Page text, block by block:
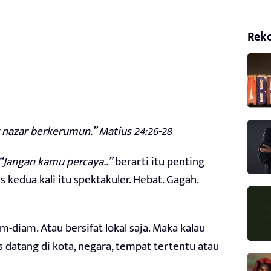
berkerumun.” Matius 24:26-28
kamu percaya..”berarti itu penting
kali itu spektakuler. Hebat. Gagah.
diam. Atau bersifat lokal saja. Maka kalau
datang di kota, negara, tempat tertentu atau